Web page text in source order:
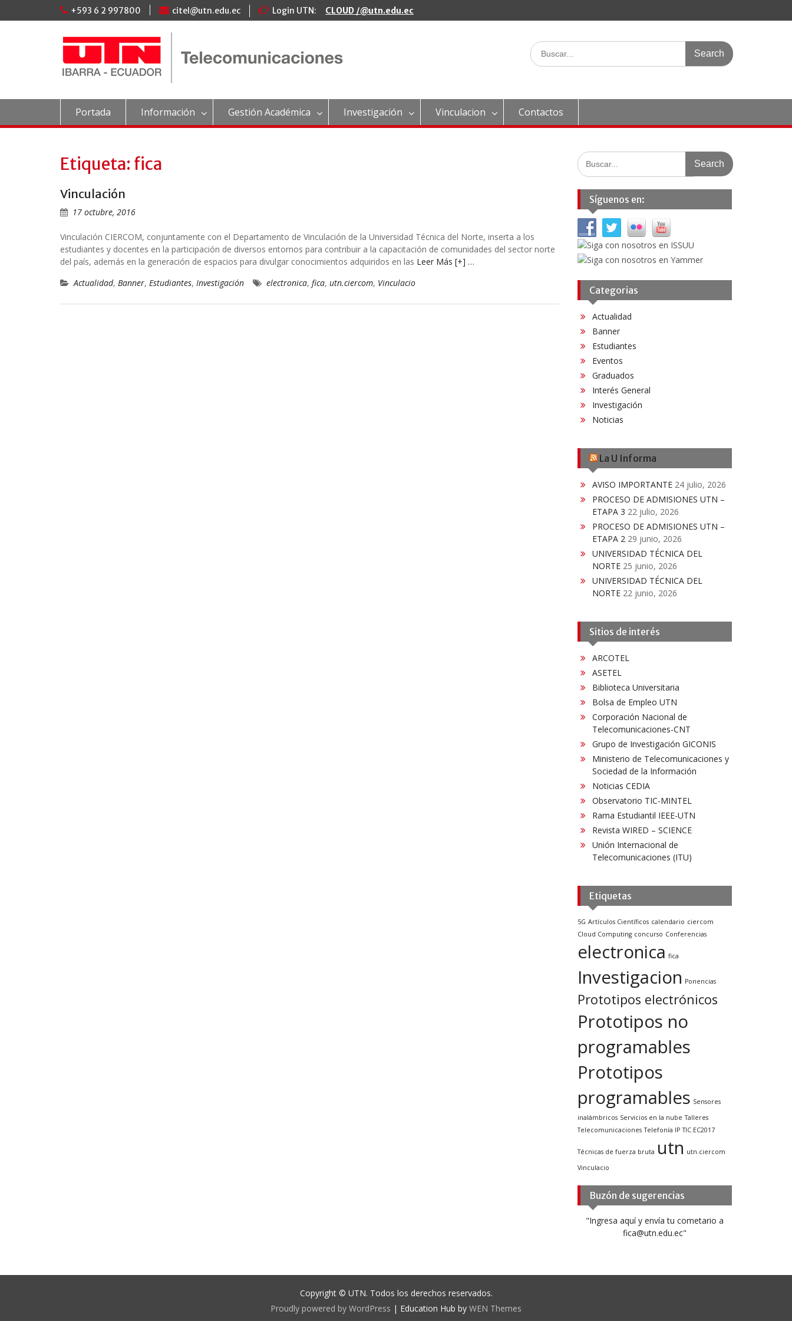
to
+593 6 2 997800 citel@utn.edu.ec Login UTN: CLOUD /@utn.edu.ec
Search
for:
Portada Información Gestión Académica Investigación Vinculacion Contactos
Etiqueta: fica
Vinculación
17 octubre, 2016
Vinculación CIERCOM, conjuntamente con el Departamento de Vinculación de la Universidad Técnica del Norte, inserta a los
estudiantes y docentes en la participación de diversos entornos para contribuir a la capacitación de comunidades del sector norte
del país, además en la generación de espacios para divulgar conocimientos adquiridos en las Leer Más [+] …
Actualidad, Banner, Estudiantes, Investigación electronica, fica, utn.ciercom, Vinculacio
Search
for:
Síguenos en:
Categorias
Actualidad
Banner
Estudiantes
Eventos
Graduados
Interés General
Investigación
Noticias
La U Informa
AVISO IMPORTANTE 24 julio, 2026
PROCESO DE ADMISIONES UTN –
ETAPA 3 22 julio, 2026
PROCESO DE ADMISIONES UTN –
ETAPA 2 29 junio, 2026
UNIVERSIDAD TÉCNICA DEL
NORTE 25 junio, 2026
UNIVERSIDAD TÉCNICA DEL
NORTE 22 junio, 2026
Sitios de interés
ARCOTEL
ASETEL
Biblioteca Universitaria
Bolsa de Empleo UTN
Corporación Nacional de
Telecomunicaciones-CNT
Grupo de Investigación GICONIS
Ministerio de Telecomunicaciones y
Sociedad de la Información
Noticias CEDIA
Observatorio TIC-MINTEL
Rama Estudiantil IEEE-UTN
Revista WIRED – SCIENCE
Unión Internacional de
Telecomunicaciones (ITU)
Etiquetas
5G Artículos Científicos calendario ciercom
Cloud Computing concurso Conferencias
electronica fica
Investigacion Ponencias
Prototipos electrónicos
Prototipos no
programables
Prototipos
programables Sensores
inalámbricos Servicios en la nube Talleres
Telecomunicaciones Telefonía IP TIC.EC2017
Técnicas de fuerza bruta utn utn.ciercom
Vinculacio
Buzón de sugerencias
"Ingresa aquí y envía tu cometario a
fica@utn.edu.ec"
Copyright © UTN. Todos los derechos reservados.
Proudly powered by WordPress | Education Hub by WEN Themes